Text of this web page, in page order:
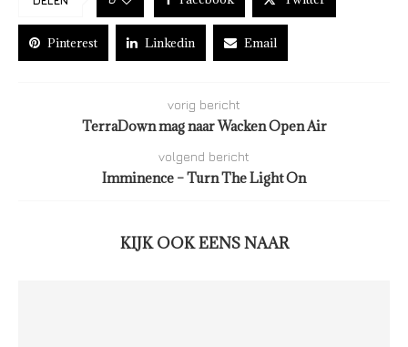
Pinterest Linkedin Email
vorig bericht
TerraDown mag naar Wacken Open Air
volgend bericht
Imminence – Turn The Light On
KIJK OOK EENS NAAR